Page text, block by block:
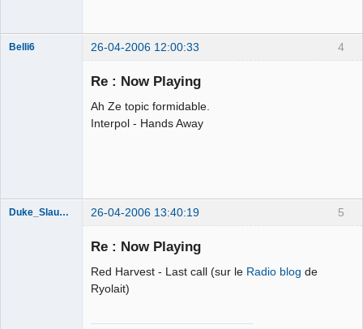
4
Belli6 26-04-2006 12:00:33
Re : Now Playing
Ah Ze topic formidable.
Interpol - Hands Away
5
Duke_Slaughter 26-04-2006 13:40:19
Re : Now Playing
Red Harvest - Last call (sur le Radio blog de
Ryolait)